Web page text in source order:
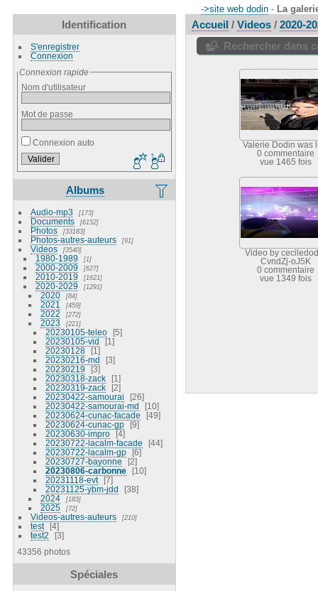
->site web dodin - La
Identification
S'enregistrer
Connexion
Connexion rapide
Nom d'utilisateur
Mot de passe
Connexion auto
Albums
Audio-mp3 173
Documents 6152
Photos 33183
Photos-autres-auteurs 91
Videos 3540
1980-1989 1
2000-2009 627
2010-2019 1621
2020-2029 1291
2020 84
2021 459
2022 272
2023 221
20230105-teleo
5
20230105-vid
1
20230128
1
20230216-md
3
20230219
3
20230318-zack
1
20230319-zack
2
20230422-samourai
26
20230422-samourai-md
10
20230624-cunac-facade
49
20230624-cunac-gp
9
20230630-impro
4
20230722-lacalm-facade
44
20230722-lacalm-gp
6
20230727-bayonne
2
20230806-carbonne
10
20231118-evt
7
20231125-ybm-jdd
38
2024
183
2025 72
Videos-autres-auteurs 210
test
4
test2
3
43356 photos
Spéciales
Accueil/ Videos/ 2020-
Rechercher dans
Valerie Dodin was
0 commentaire
vue 1465 fois
Video by
CvndZj-oJ5K
0 commentaire
vue 1349 fois